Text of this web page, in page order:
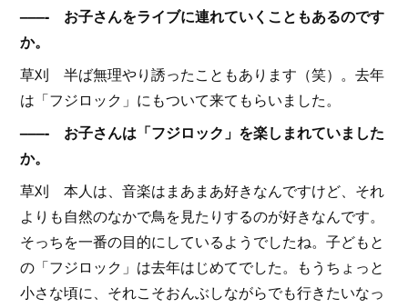
–––- お子さんをライブに連れていくこともあるのです
か。
草刈 半ば無理やり誘ったこともあります（笑）。去年
は「フジロック」にもついて来てもらいました。
–––- お子さんは「フジロック」を楽しまれていました
か。
草刈 本人は、音楽はまあまあ好きなんですけど、それ
よりも自然のなかで鳥を見たりするのが好きなんです。
そっちを一番の目的にしているようでしたね。子どもと
の「フジロック」は去年はじめてでした。もうちょっと
小さな頃に、それこそおんぶしながらでも行きたいなっ